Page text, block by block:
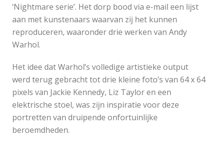
‘Nightmare serie’. Het dorp bood via e-mail een lijst
aan met kunstenaars waarvan zij het kunnen
reproduceren, waaronder drie werken van Andy
Warhol.
Het idee dat Warhol’s volledige artistieke output
werd terug gebracht tot drie kleine foto’s van 64 x 64
pixels van Jackie Kennedy, Liz Taylor en een
elektrische stoel, was zijn inspiratie voor deze
portretten van druipende onfortuinlijke
beroemdheden.